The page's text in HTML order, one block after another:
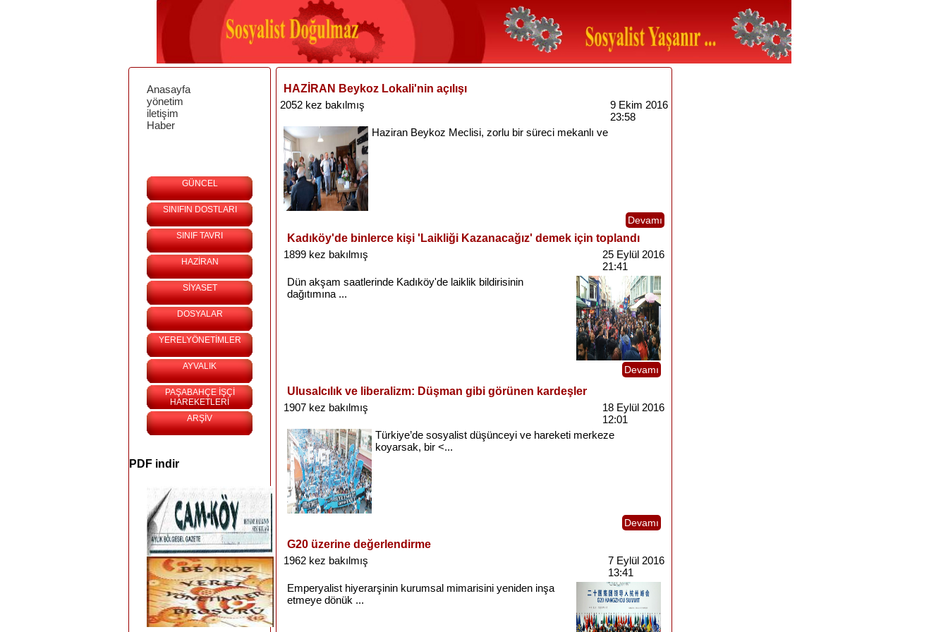
Anasayfa
yönetim
iletişim
Haber
GÜNCEL
SINIFIN DOSTLARI
SINIF TAVRI
HAZİRAN
SİYASET
DOSYALAR
YERELYÖNETİMLER
AYVALIK
PAŞABAHÇE İŞÇİ
HAREKETLERİ
ARŞİV
PDF indir
HAZİRAN Beykoz Lokali'nin açılışı
2052 kez bakılmış
9 Ekim 2016
23:58
Haziran Beykoz Meclisi, zorlu bir süreci mekanlı ve
Devamı
Kadıköy'de binlerce kişi 'Laikliği Kazanacağız' demek için toplandı
1899 kez bakılmış
25 Eylül 2016
21:41
Dün akşam saatlerinde Kadıköy'de laiklik bildirisinin
dağıtımına ...
Devamı
Ulusalcılık ve liberalizm: Düşman gibi görünen kardeşler
1907 kez bakılmış
18 Eylül 2016
12:01
Türkiye’de sosyalist düşünceyi ve hareketi merkeze
koyarsak, bir <...
Devamı
G20 üzerine değerlendirme
1962 kez bakılmış
7 Eylül 2016
13:41
Emperyalist hiyerarşinin kurumsal mimarisini yeniden inşa
etmeye dönük ...